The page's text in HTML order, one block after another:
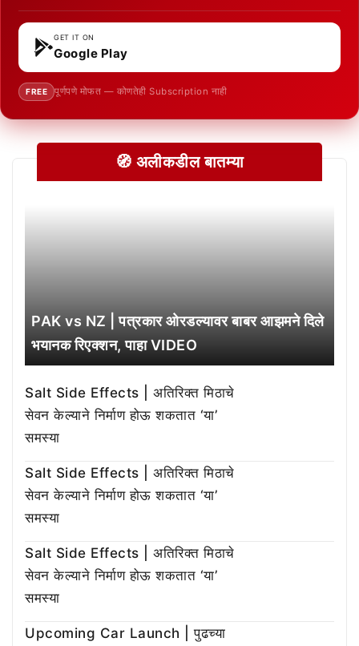
GET IT ON
Google Play
FREE पूर्णपणे मोफत — कोणतेही Subscription नाही
🧭 अलीकडील बातम्या
PAK vs NZ | पत्रकार ओरडल्यावर बाबर आझमने दिले
भयानक रिएक्शन, पाहा VIDEO
Salt Side Effects | अतिरिक्त मिठाचे
सेवन केल्याने निर्माण होऊ शकतात ‘या’
समस्या
Salt Side Effects | अतिरिक्त मिठाचे
सेवन केल्याने निर्माण होऊ शकतात ‘या’
समस्या
Salt Side Effects | अतिरिक्त मिठाचे
सेवन केल्याने निर्माण होऊ शकतात ‘या’
समस्या
Upcoming Car Launch | पुढच्या